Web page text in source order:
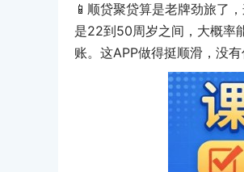
📱顺贷聚贷算是老牌劲旅了
是22到50周岁之间，大概率
账。这APP做得挺顺滑，没